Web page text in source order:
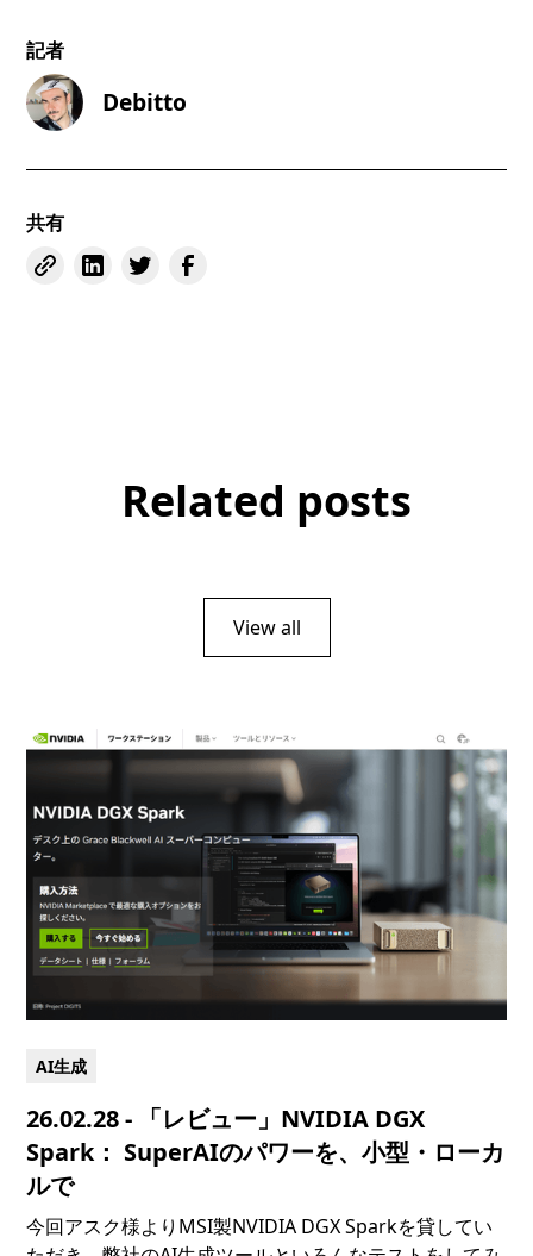
記者
Debitto
共有
Related posts
View all
AI生成
26.02.28 - 「レビュー」NVIDIA DGX
Spark： SuperAIのパワーを、小型・ローカ
ルで
今回アスク様よりMSI製NVIDIA DGX Sparkを貸してい